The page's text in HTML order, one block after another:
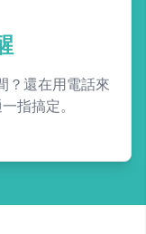
？還在用電話來
指搞定。